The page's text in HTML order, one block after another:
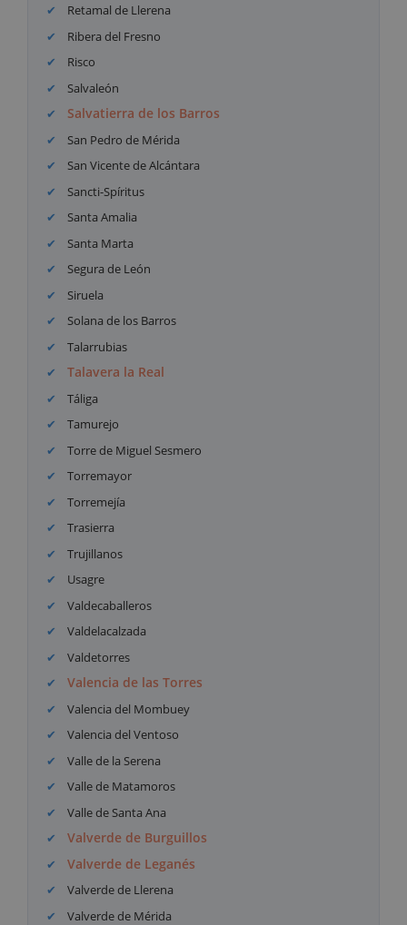
Retamal de Llerena
Ribera del Fresno
Risco
Salvaleón
Salvatierra de los Barros
San Pedro de Mérida
San Vicente de Alcántara
Sancti-Spíritus
Santa Amalia
Santa Marta
Segura de León
Siruela
Solana de los Barros
Talarrubias
Talavera la Real
Táliga
Tamurejo
Torre de Miguel Sesmero
Torremayor
Torremejía
Trasierra
Trujillanos
Usagre
Valdecaballeros
Valdelacalzada
Valdetorres
Valencia de las Torres
Valencia del Mombuey
Valencia del Ventoso
Valle de la Serena
Valle de Matamoros
Valle de Santa Ana
Valverde de Burguillos
Valverde de Leganés
Valverde de Llerena
Valverde de Mérida